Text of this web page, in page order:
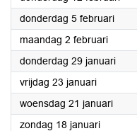
donderdag 5 februari2026
maandag 2 februari2026
donderdag 29 januari2026
vrijdag 23 januari2026
woensdag 21 januari2026
zondag 18 januari2026